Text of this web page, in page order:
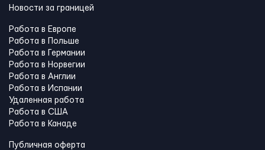
Новости за границей
Работа в Европе
Работа в Польше
Работа в Германии
Работа в Норвегии
Работа в Англии
Работа в Испании
Удаленная работа
Работа в США
Работа в Канадe
Публичная оферта